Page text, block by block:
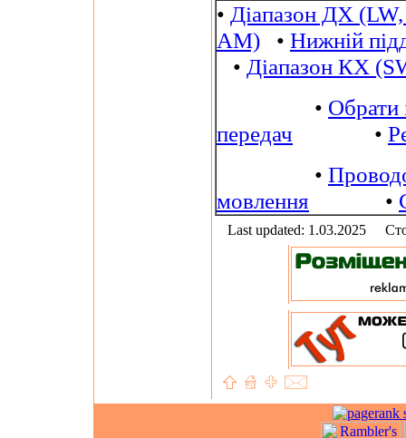
• Діапазон ДХ
AM) • Нижній
• Діапазон КХ
• Обрати
передач •
•
мовлення •
Last updated: 1.03.2025